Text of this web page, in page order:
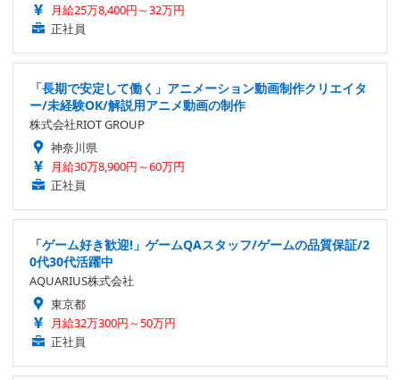
月給25万8,400円～32万円
正社員
「長期で安定して働く」アニメーション動画制作クリエイタ
ー/未経験OK/解説用アニメ動画の制作
株式会社RIOT GROUP
神奈川県
月給30万8,900円～60万円
正社員
「ゲーム好き歓迎!」ゲームQAスタッフ/ゲームの品質保証/2
0代30代活躍中
AQUARIUS株式会社
東京都
月給32万300円～50万円
正社員